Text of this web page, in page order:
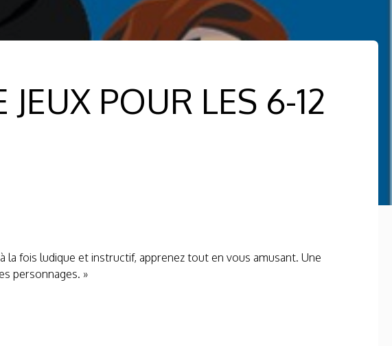
POUR LES 6-12
la fois ludique et instructif, apprenez tout en vous amusant. Une
personnages. »